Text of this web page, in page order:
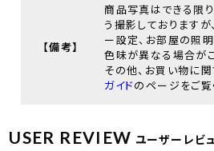
【備考】
商品写真はできる限
う撮影しております
ー設定、お部屋の照
色味が異なる場合がご
その他、お買い物に
ガイドのページをご覧
USER REVIEW ユーザーレビ